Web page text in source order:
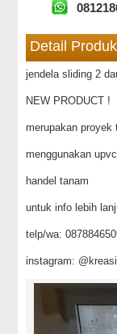
Detail
jendela sliding 2
NEW PRODUCT !
merupakan proyek
menggunakan
handel tanam
untuk info lebih
telp/wa:
instagram: